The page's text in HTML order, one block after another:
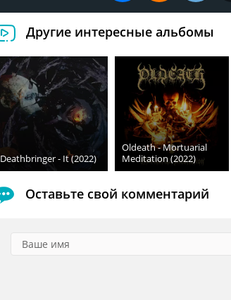
Другие интересные альбомы
Deathbringer - It (2022)
Oldeath - Mortuarial
Meditation (2022)
Оставьте свой комментарий